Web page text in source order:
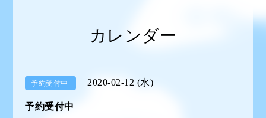
カレンダー
予約受付中 2020-02-12 (水)
予約受付中